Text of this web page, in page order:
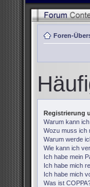
Foren-
Registrierung
Warum kann
Wozu muss ich
Warum werde
Wie kann ich
Ich habe mein
Ich habe mich
Ich habe mich
Was ist